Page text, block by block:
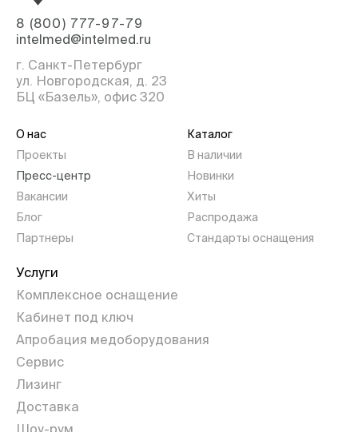
8 (800) 777-97-79
intelmed@intelmed.ru
г. Санкт-Петербург
ул. Новгородская, д. 23
БЦ «Базель», офис 320
О нас
Проекты
Пресс-центр
Вакансии
Блог
Партнеры
Каталог
В наличии
Новинки
Хиты
Распродажа
Стандарты оснащения
Услуги
Комплексное оснащение
Кабинет под ключ
Апробация медоборудования
Сервис
Лизинг
Доставка
Шоу-рум